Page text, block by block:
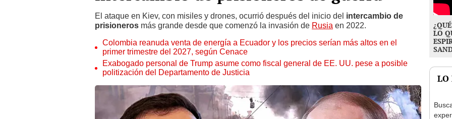
El ataque en Kiev, con misiles y drones, ocurrió después del inicio del
prisionerosmás grande desde que comenzó la invasión de Rusia en 2022.
Colombia reanuda venta de energía a Ecuador y los precios serían más altos en el
primer trimestre del 2027, según Cenace
Exabogado personal de Trump asume como fiscal general de EE. UU. pese a posible
politización del Departamento de Justicia
LO
LO